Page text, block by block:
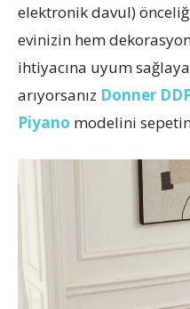
elektronik davul)
evinizin hem
ihtiyacına uyum
arıyorsanız Donner
Piyano modelini